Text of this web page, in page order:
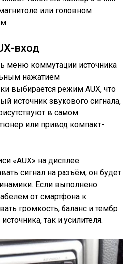
или головном
вход
меню коммутации источника
нажатием
выбирается режим AUX, что
источник звукового сигнала,
в самом
или привод компакт-
«AUX» на дисплее
сигнал на разъём, он будет
Если выполнено
от смартфона к
громкость, баланс и тембр
так и усилителя.